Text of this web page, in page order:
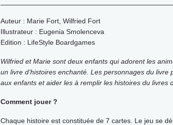
Auteur : Marie Fort, Wilfried Fort
Illustrateur : Eugenia Smolenceva
Edition : LifeStyle Boardgames
Wilfried et Marie sont deux enfants qui adorent les
un livre d’histoires enchanté. Les personnages du
aux enfants et aider les à remplir les histoires du livres
Comment jouer ?
Chaque histoire est constituée de 7 cartes. Le jeu se